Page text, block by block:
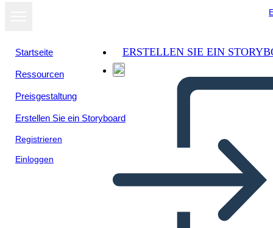
Startseite
Ressourcen
Preisgestaltung
Erstellen Sie ein Storyboard
Registrieren
Einloggen
ERSTELLEN SIE EIN